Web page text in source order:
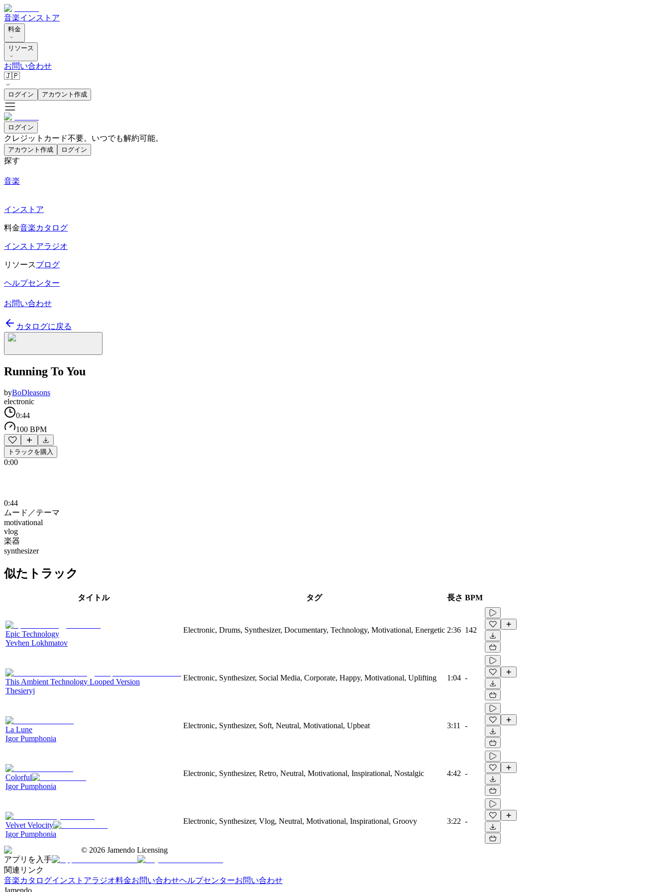
音楽インストア
料金
リソース
お問い合わせ
🇯🇵
ログイン アカウント作成
ログイン
クレジットカード不要。いつでも解約可能。
アカウント作成 ログイン
探す
音楽
インストア
料金音楽カタログ
インストアラジオ
リソースブログ
ヘルプセンター
お問い合わせ
カタログに戻る
Running To You
byBoDleasons
electronic
0:44
100 BPM
トラックを購入
0:00
0:44
ムード／テーマ
motivational
vlog
楽器
synthesizer
似たトラック
タイトル タグ 長さ BPM
Epic Technology
Yevhen Lokhmatov
Electronic, Drums, Synthesizer, Documentary, Technology, Motivational, Energetic 2:36 142
This Ambient Technology Looped Version
Thesieryj
Electronic, Synthesizer, Social Media, Corporate, Happy, Motivational, Uplifting 1:04 -
La Lune
Igor Pumphonia
Electronic, Synthesizer, Soft, Neutral, Motivational, Upbeat 3:11 -
Colorful
Igor Pumphonia
Electronic, Synthesizer, Retro, Neutral, Motivational, Inspirational, Nostalgic 4:42 -
Velvet Velocity
Igor Pumphonia
Electronic, Synthesizer, Vlog, Neutral, Motivational, Inspirational, Groovy 3:22 -
© 2026 Jamendo Licensing
アプリを入手
関連リンク
音楽カタログインストアラジオ料金お問い合わせヘルプセンターお問い合わせ
Jamendo